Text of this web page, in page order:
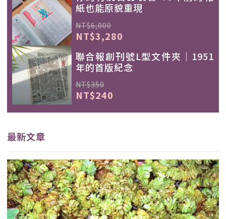
紙也能原貌重現
NT$6,000
NT$3,280
聯合報創刊號L型文件夾｜1951
年的首版紀念
NT$350
NT$240
最新文章